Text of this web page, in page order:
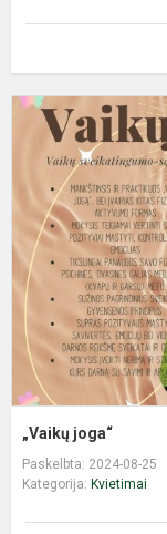
„Vaikų joga“
Paskelbta: 2024-08-25
Kategorija: Kvietimai